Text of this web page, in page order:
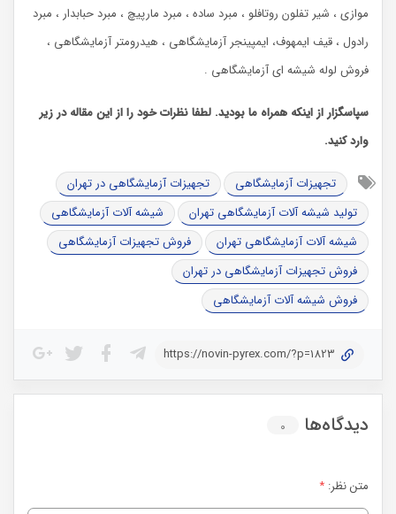
موازی ، شیر تفلون روتافلو ، مبرد ساده ، مبرد مارپیچ ، مبرد حبابدار ، مبرد
رادول ، قیف ایمهوف، ایمپینجر آزمایشگاهی ، هیدرومتر آزمایشگاهی ،
فروش لوله شیشه ای آزمایشگاهی .
سپاسگزار از اینکه همراه ما بودید. لطفا نظرات خود را از این مقاله در زیر
وارد کنید.
تجهیزات آزمایشگاهی
تجهیزات آزمایشگاهی در تهران
تولید شیشه آلات آزمایشگاهی تهران
شیشه آلات آزمایشگاهی
شیشه آلات آزمایشگاهی تهران
فروش تجهیزات آزمایشگاهی
فروش تجهیزات آزمایشگاهی در تهران
فروش شیشه آلات آزمایشگاهی
https://novin-pyrex.com/?p=1823
دیدگاه‌ها ۰
متن نظر: *